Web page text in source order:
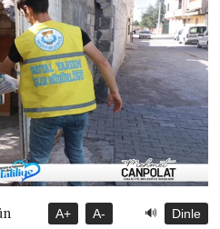
A+ A- 🔊 Dinle